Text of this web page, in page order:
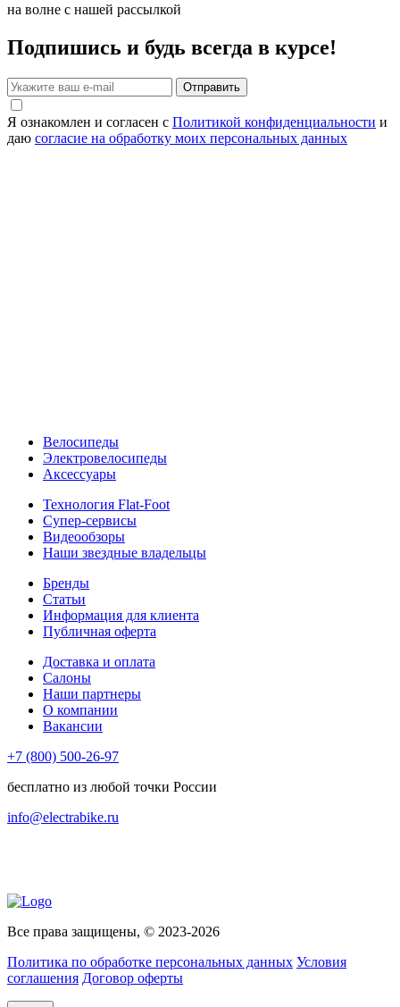
на волне с нашей рассылкой
Подпишись и будь всегда в курсе!
Отправить
Я ознакомлен и согласен с Политикой конфиденциальности и
даю согласие на обработку моих персональных данных
Велосипеды
Электровелосипеды
Аксессуары
Технология Flat-Foot
Супер-сервисы
Видеообзоры
Наши звездные владельцы
Бренды
Статьи
Информация для клиента
Публичная оферта
Доставка и оплата
Салоны
Наши партнеры
О компании
Вакансии
+7 (800) 500-26-97
бесплатно из любой точки России
info@electrabike.ru
Все права защищены, © 2023-2026
Политика по обработке персональных данных Условия
соглашения Договор оферты